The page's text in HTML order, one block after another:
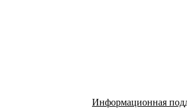
Информационная